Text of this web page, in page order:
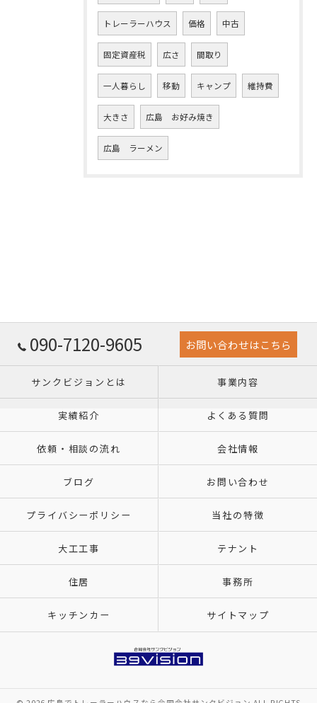
トレーラーハウス 価格 中古
固定資産税 広さ 間取り
一人暮らし 移動 キャンプ 維持費
大きさ 広島 お好み焼き
広島 ラーメン
090-7120-9605 お問い合わせはこちら
サンクビジョンとは 事業内容
実績紹介 よくある質問
依頼・相談の流れ 会社情報
ブログ お問い合わせ
プライバシーポリシー 当社の特徴
大工工事 テナント
住居 事務所
キッチンカー サイトマップ